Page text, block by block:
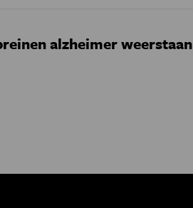
alzheimer weerstaan